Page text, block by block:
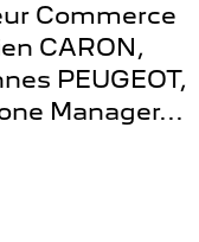
Commerce
CARON,
PEUGEOT,
Manager...